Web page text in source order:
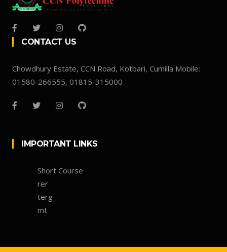
CONTACT US
Chowdhury Estate, CCN Road, Kotbari, Cumilla Mobile:
01580-266555, 01815-315000
IMPORTANT LINKS
Short Course
rer
terg
mt